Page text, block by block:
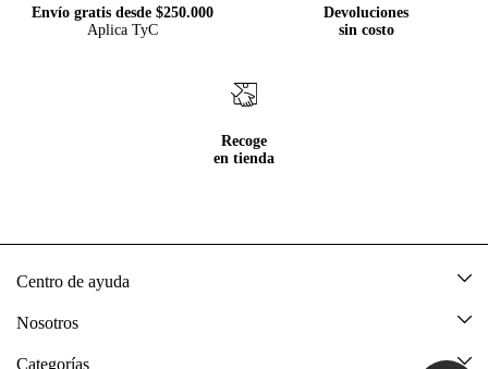
Envío gratis desde $250.000
Aplica TyC
Devoluciones
sin costo
Recoge
en tienda
Centro de ayuda
Mis pedidos
Nosotros
Acerca de Tennis
Categorías